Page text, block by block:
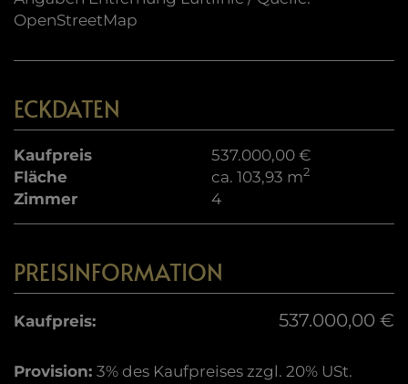
OpenStreetMap
ECKDATEN
Kaufpreis
537.000,00 €
Fläche
ca. 103,93 m2
Zimmer 4
PREISINFORMATION
Kaufpreis: 537.000,00 €
Provision: 3% des Kaufpreises zzgl. 20% USt.